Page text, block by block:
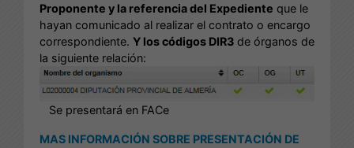
Proponente y la referencia del Expediente que le
hayan comunicado al realizar el contrato o encargo
correspondiente. Y los códigos DIR3 de órganos de
la siguiente relación:
Se presentará en FACe
MAS INFORMACIÓN SOBRE PRESENTACIÓN DE